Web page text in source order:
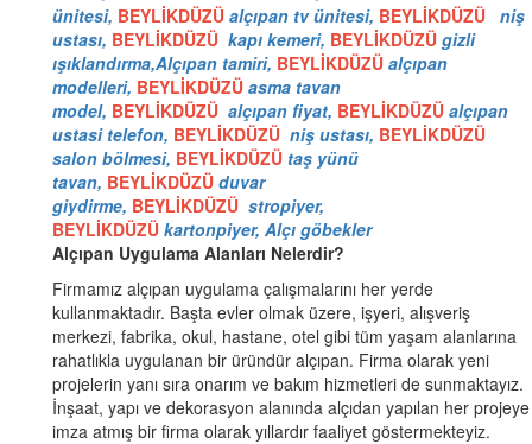
ünitesi, BEYLİKDÜZÜ alçıpan tv ünitesi, BEYLİKDÜZÜ niş
ustası, BEYLİKDÜZÜ kapı kemeri, BEYLİKDÜZÜ gizli
ışıklandırma,Alçıpan tamiri, BEYLİKDÜZÜ alçıpan
modelleri, BEYLİKDÜZÜ asma tavan
model, BEYLİKDÜZÜ alçıpan fiyat, BEYLİKDÜZÜ alçıpan
ustasi telefon, BEYLİKDÜZÜ niş ustası, BEYLİKDÜZÜ
salon bölmesi, BEYLİKDÜZÜ taş yünü
tavan, BEYLİKDÜZÜ duvar
giydirme, BEYLİKDÜZÜ stropiyer,
BEYLİKDÜZÜ kartonpiyer, Alçı göbekler
Alçıpan Uygulama Alanları Nelerdir?
Firmamız alçıpan uygulama çalışmalarını her yerde
kullanmaktadır. Başta evler olmak üzere, işyeri, alışveriş
merkezi, fabrika, okul, hastane, otel gibi tüm yaşam alanlarına
rahatlıkla uygulanan bir üründür alçıpan. Firma olarak yeni
projelerin yanı sıra onarım ve bakım hizmetleri de sunmaktayız.
İnşaat, yapı ve dekorasyon alanında alçıdan yapılan her projeye
imza atmış bir firma olarak yıllardır faaliyet göstermekteyiz.